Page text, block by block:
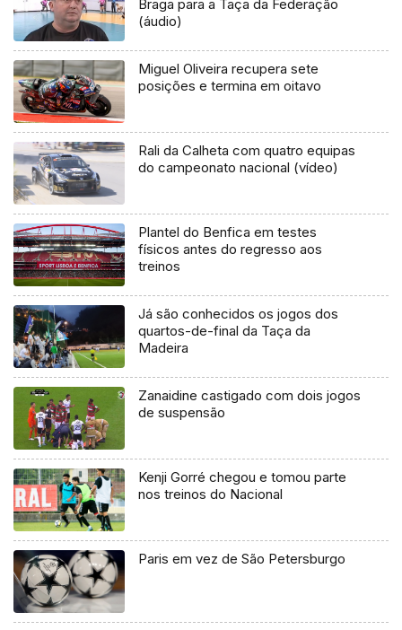
Braga para a Taça da Federação
(áudio)
Miguel Oliveira recupera sete
posições e termina em oitavo
Rali da Calheta com quatro equipas
do campeonato nacional (vídeo)
Plantel do Benfica em testes
físicos antes do regresso aos
treinos
Já são conhecidos os jogos dos
quartos-de-final da Taça da
Madeira
Zanaidine castigado com dois jogos
de suspensão
Kenji Gorré chegou e tomou parte
nos treinos do Nacional
Paris em vez de São Petersburgo